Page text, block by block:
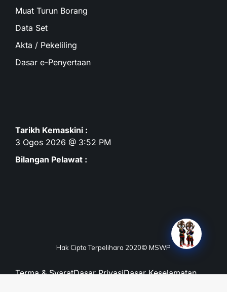
Muat Turun Borang
Data Set
Akta / Pekeliling
Dasar e-Penyertaan
Tarikh Kemaskini :
3 Ogos 2026 @ 3:52 PM
Bilangan Pelawat :
Hak Cipta Terpelihara 2020© MSWP
Terma & SyaratDasar PrivasiDasar Keselamatan